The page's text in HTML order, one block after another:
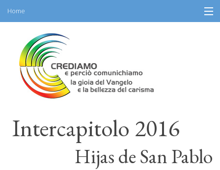
content
Home
Información
Programa
Participantes
Recursos
Intercapitolo 2016
Hijas de San Pablo